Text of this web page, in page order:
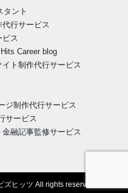
タント
行サービス
ビス
Career blog
イト制作代行サービス
ジ制作代行サービス
サービス
金融記事監修サービス
ヒッツ All rights reserved.